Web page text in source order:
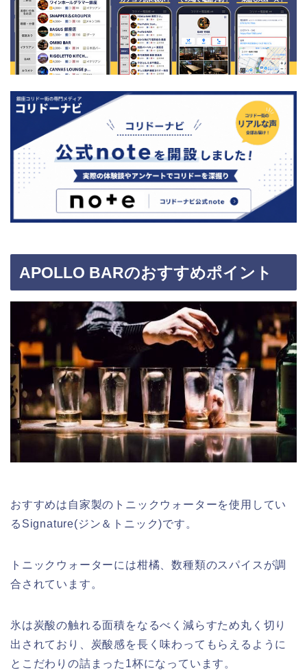
APOLLO BARのおすすめポイント
おすすめは自家製のトニックウォーターを使用してい
るSignature(ジン＆トニック)です。
トニックウォーターには柑橘、数種類のスパイスが調
合されています。
氷は炭酸の触れる面積をなるべく減らすため丸く切り
出されており、炭酸感を長く味わってもらえるように
とこだわりの詰まった1杯になっています。